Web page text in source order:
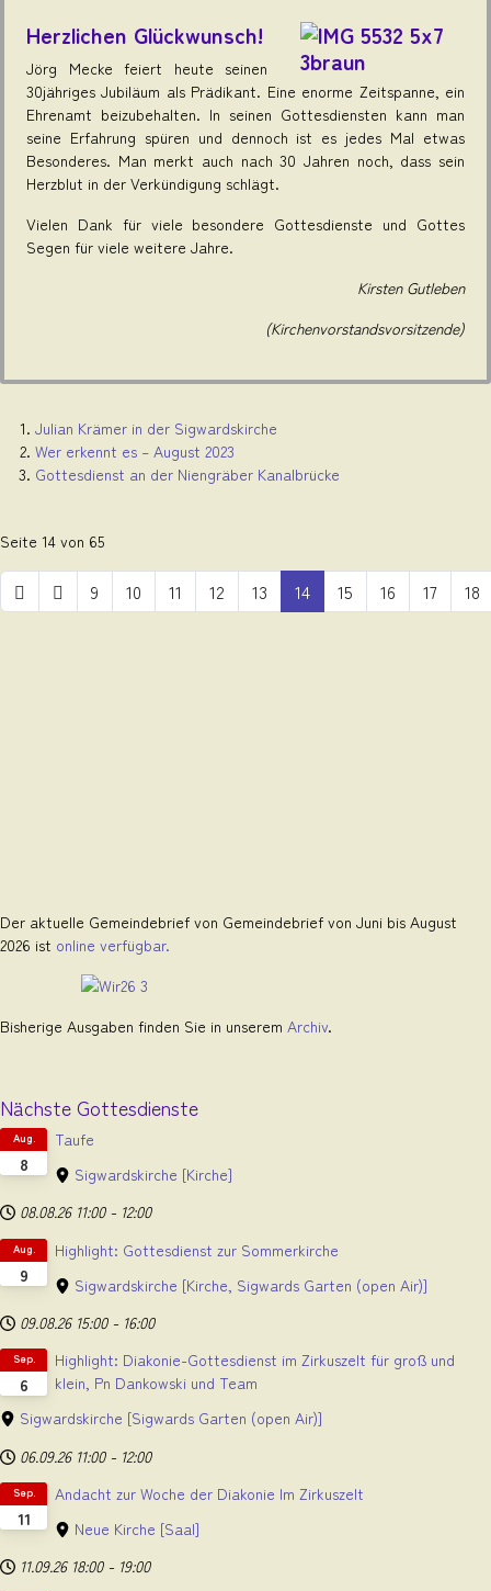
Herzlichen Glückwunsch!
Jörg Mecke feiert heute seinen
30jähriges Jubiläum als Prädikant. Eine enorme Zeitspanne, ein
Ehrenamt beizubehalten. In seinen Gottesdiensten kann man
seine Erfahrung spüren und dennoch ist es jedes Mal etwas
Besonderes. Man merkt auch nach 30 Jahren noch, dass sein
Herzblut in der Verkündigung schlägt.
Vielen Dank für viele besondere Gottesdienste und Gottes
Segen für viele weitere Jahre.
Kirsten Gutleben
(Kirchenvorstandsvorsitzende)
Julian Krämer in der Sigwardskirche
Wer erkennt es – August 2023
Gottesdienst an der Niengräber Kanalbrücke
Seite 14 von 65
9 10 11 12 13 14 15 16 17 18
Der aktuelle Gemeindebrief von Gemeindebrief von Juni bis August
2026 ist online verfügbar.
Bisherige Ausgaben finden Sie in unserem Archiv.
Nächste Gottesdienste
8
Aug.
Taufe
Sigwardskirche [Kirche]
08.08.26 11:00 - 12:00
9
Aug.
Highlight: Gottesdienst zur Sommerkirche
Sigwardskirche [Kirche, Sigwards Garten (open Air)]
09.08.26 15:00 - 16:00
6
Sep.
Highlight: Diakonie-Gottesdienst im Zirkuszelt für groß und
klein, Pn Dankowski und Team
Sigwardskirche [Sigwards Garten (open Air)]
06.09.26 11:00 - 12:00
11
Sep.
Andacht zur Woche der Diakonie Im Zirkuszelt
Neue Kirche [Saal]
11.09.26 18:00 - 19:00